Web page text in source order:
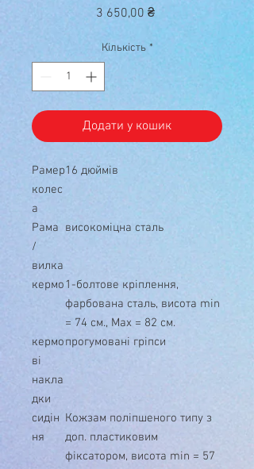
3 650,00 ₴Ціна
Кількість *
Додати у кошик
Рамер
колес
а
16 дюймів
Рама
/
вилка
високоміцна сталь
кермо1-болтове кріплення,
фарбована сталь, висота min
= 74 см., Max = 82 см.
кермо
ві
накла
дки
прогумовані гріпси
сидін
ня
Кожзам поліпшеного типу з
доп. пластиковим
фіксатором, висота min = 57